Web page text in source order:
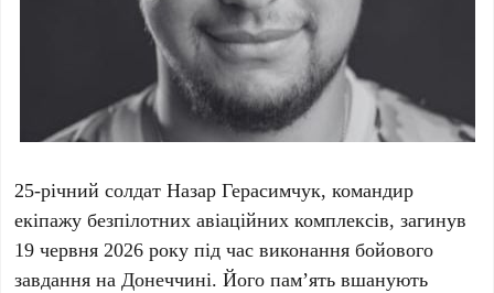
25-річний солдат Назар Герасимчук, командир
екіпажу безпілотних авіаційних комплексів, загинув
19 червня 2026 року під час виконання бойового
завдання на Донеччині. Його пам’ять вшанують